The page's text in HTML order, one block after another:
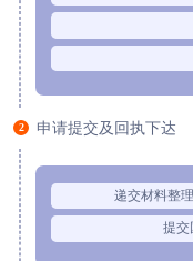
2 申请提交及回执下达
递交材料整理
提交